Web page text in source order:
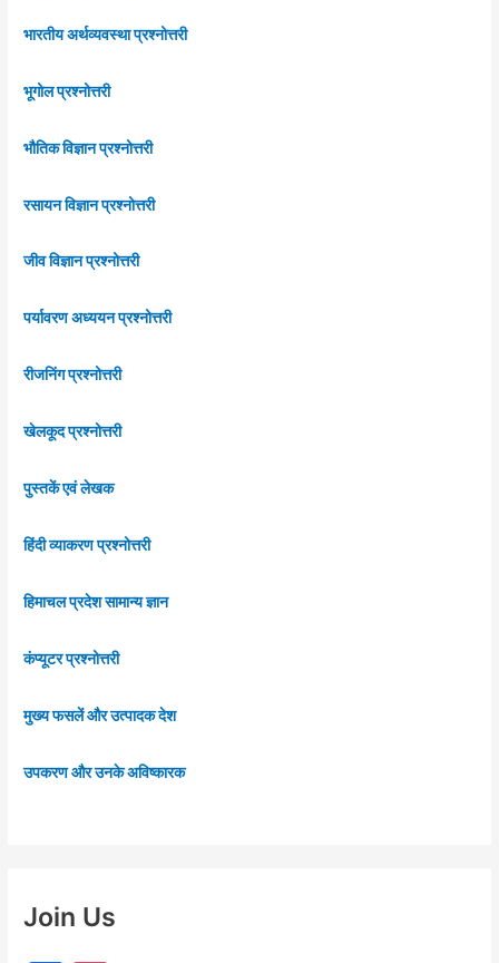
भारतीय अर्थव्यवस्था प्रश्नोत्तरी
भूगोल प्रश्नोत्तरी
भौतिक विज्ञान प्रश्नोत्तरी
रसायन विज्ञान प्रश्नोत्तरी
जीव विज्ञान प्रश्नोत्तरी
पर्यावरण अध्ययन प्रश्नोत्तरी
रीजनिंग प्रश्नोत्तरी
खेलकूद प्रश्नोत्तरी
पुस्तकें एवं लेखक
हिंदी व्याकरण प्रश्नोत्तरी
हिमाचल प्रदेश सामान्य ज्ञान
कंप्यूटर प्रश्नोत्तरी
मुख्य फसलें और उत्पादक देश
उपकरण और उनके अविष्कारक
Join Us